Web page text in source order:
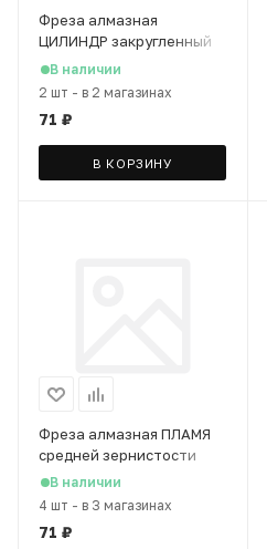
Фреза алмазная
ЦИЛИНДР закругленный
средней зернистости
(синяя полоса)
В наличии
2 шт - в 2 магазинах
71 ₽
В КОРЗИНУ
Фреза алмазная ПЛАМЯ
средней зернистости
(синяя полоса)
В наличии
4 шт - в 3 магазинах
71 ₽